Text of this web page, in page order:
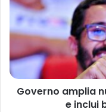
Governo amplia
e inclui